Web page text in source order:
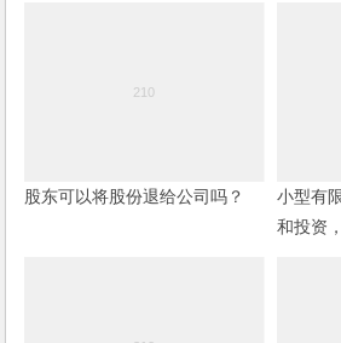
股东可以将股份退给公司吗？
小型有
和投资